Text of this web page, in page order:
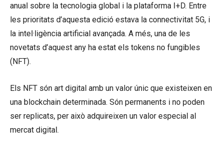
anual sobre la tecnologia global i la plataforma I+D. Entre
les prioritats d’aquesta edició estava la connectivitat 5G, i
la intel·ligència artificial avançada. A més, una de les
novetats d’aquest any ha estat els tokens no fungibles
(NFT).
Els NFT són art digital amb un valor únic que existeixen en
una blockchain determinada. Són permanents i no poden
ser replicats, per això adquireixen un valor especial al
mercat digital.